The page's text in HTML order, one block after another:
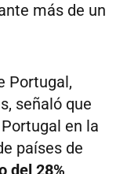
más de un
Portugal,
señaló que
en la
países de